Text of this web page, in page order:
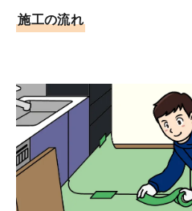
施⼯の流れ